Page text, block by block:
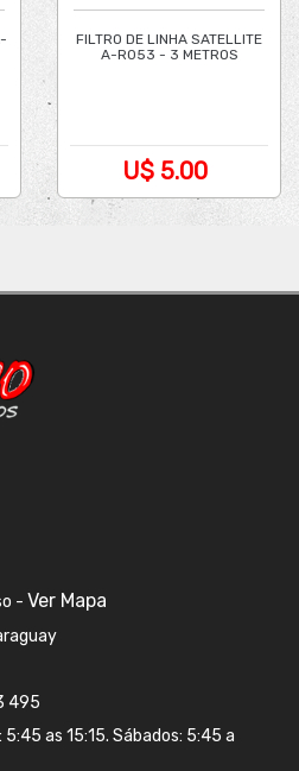
FILTRO DE LINHA SATELLITE
A-R053 - 3 METROS
U$ 5.00
- Ver Mapa
495
as 15:15. Sábados: 5:45 a